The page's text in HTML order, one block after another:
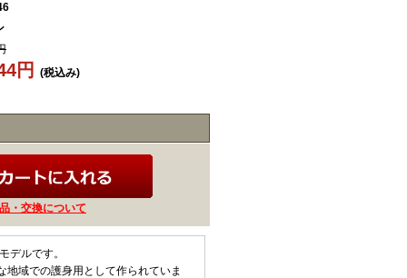
円
(税込み)
・交換について
デルです。
域での護身用として作られていま